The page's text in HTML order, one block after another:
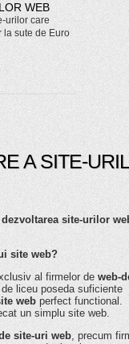
WEB
urilor care
la sute de Euro
A SITE-
site-urilor
site web?
al firmelor deweb-
liceu poseda suficiente
web perfect functional.
un simplu site web.
site-uri web , precum